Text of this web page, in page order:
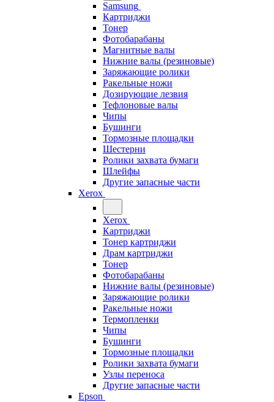
Samsung
Картриджи
Тонер
Фотобарабаны
Магнитные валы
Нижние валы (резиновые)
Заряжающие ролики
Ракельные ножи
Дозирующие лезвия
Тефлоновые валы
Чипы
Бушинги
Тормозные площадки
Шестерни
Ролики захвата бумаги
Шлейфы
Другие запасные части
Xerox
Xerox
Картриджи
Тонер картриджи
Драм картриджи
Тонер
Фотобарабаны
Нижние валы (резиновые)
Заряжающие ролики
Ракельные ножи
Термопленки
Чипы
Бушинги
Тормозные площадки
Ролики захвата бумаги
Узлы переноса
Другие запасные части
Epson